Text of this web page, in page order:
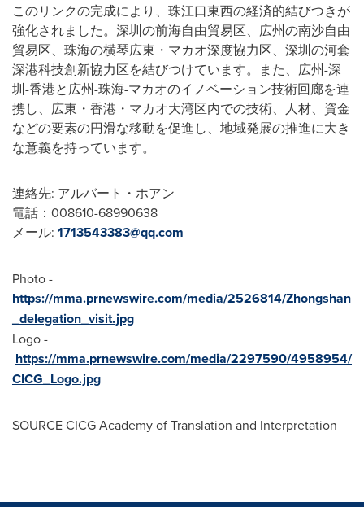
このリンクの完成により、珠江口東西の経済的結びつきが
強化されました。深圳の前海自由貿易区、広州の南沙自由
貿易区、珠海の横琴広東・マカオ深度協力区、深圳の河套
深港科技創新協力区を結びつけています。また、広州-深
圳-香港と広州-珠海-マカオのイノベーション技術回廊を連
携し、広東・香港・マカオ大湾区内での技術、人材、資金
などの要素の円滑な移動を促進し、地域発展の推進に大き
な意義を持っています。
連絡先: アルバート・ホアン
電話：008610-68990638
メール: 1713543383@qq.com
Photo -
https://mma.prnewswire.com/media/2526814/Zhongshan
_delegation_visit.jpg
Logo -
https://mma.prnewswire.com/media/2297590/4958954/
CICG_Logo.jpg
SOURCE CICG Academy of Translation and Interpretation